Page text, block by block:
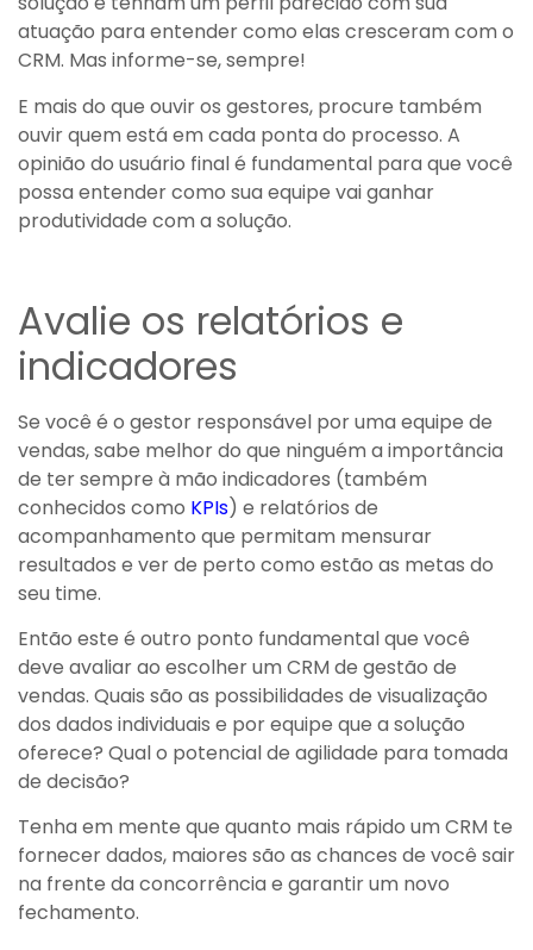
atuação para entender como elas cresceram com o
CRM. Mas informe-se, sempre!
E mais do que ouvir os gestores, procure também
ouvir quem está em cada ponta do processo. A
opinião do usuário final é fundamental para que você
possa entender como sua equipe vai ganhar
produtividade com a solução.
Avalie os relatórios e
indicadores
Se você é o gestor responsável por uma equipe de
vendas, sabe melhor do que ninguém a importância
de ter sempre à mão indicadores (também
conhecidos como KPIs) e relatórios de
acompanhamento que permitam mensurar
resultados e ver de perto como estão as metas do
seu time.
Então este é outro ponto fundamental que você
deve avaliar ao escolher um CRM de gestão de
vendas. Quais são as possibilidades de visualização
dos dados individuais e por equipe que a solução
oferece? Qual o potencial de agilidade para tomada
de decisão?
Tenha em mente que quanto mais rápido um CRM te
fornecer dados, maiores são as chances de você sair
na frente da concorrência e garantir um novo
fechamento.